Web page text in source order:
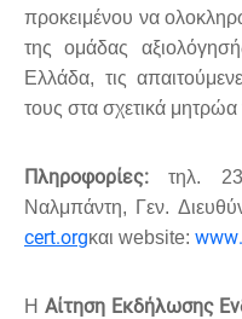
προκειμένου να
της ομάδας
Ελλάδα, τις
τους στα σχετικά μητρώα
Πληροφορίες: τηλ.
Ναλμπάντη, Γεν.
cert.orgκαι website: www.
Η Αίτηση Εκδήλωσης